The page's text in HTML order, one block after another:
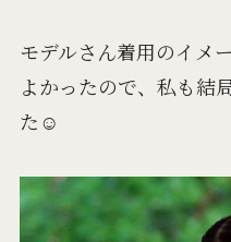
モデルさん着用のイメ
よかったので、私も結
た☺️